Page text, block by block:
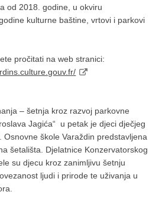
od 2018. godine, u okviru
kulturne baštine, vrtovi i parkovi
pročitati na web stranici:
– šetnja kroz razvoj parkovne
Jagića“ u petak je djeci dječjeg
Osnovne škole Varaždin predstavljena
šetališta. Djelatnice Konzervatorskog
su djecu kroz zanimljivu šetnju
ljudi i prirode te uživanja u